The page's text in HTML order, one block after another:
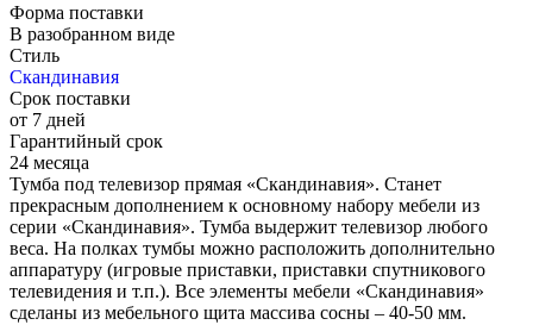
Форма поставки
В разобранном виде
Стиль
Скандинавия
Срок поставки
от 7 дней
Гарантийный срок
24 месяца
Тумба под телевизор прямая «Скандинавия». Станет
прекрасным дополнением к основному набору мебели из
серии «Скандинавия». Тумба выдержит телевизор любого
веса. На полках тумбы можно расположить дополнительно
аппаратуру (игровые приставки, приставки спутникового
телевидения и т.п.). Все элементы мебели «Скандинавия»
сделаны из мебельного щита массива сосны – 40-50 мм.